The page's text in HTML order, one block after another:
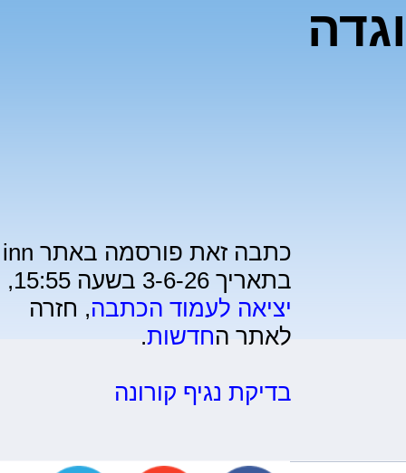
כתבה זאת פורסמה באתר inn
בתאריך 3-6-26 בשעה 15:55,
יציאה לעמוד הכתבה, חזרה
לאתר החדשות.
בדיקת נגיף קורונה